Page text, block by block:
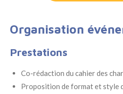
Organisation
Prestations
Co-rédaction du cahier des
Proposition de format et style